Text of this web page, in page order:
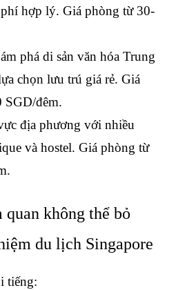
hợp lý. Giá phòng từ 30-
phá di sản văn hóa Trung
chọn lưu trú giá rẻ. Giá
SGD/đêm.
địa phương với nhiều
và hostel. Giá phòng từ
không thể bỏ
du lịch Singapore
tiếng: